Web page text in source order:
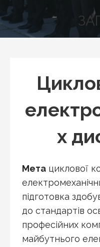
х
Мета циклової
підготовка
до стандартів
професійних
майбутнього